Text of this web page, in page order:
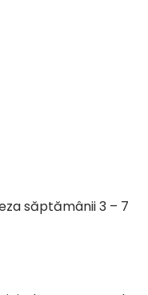
săptămânii 3 – 7